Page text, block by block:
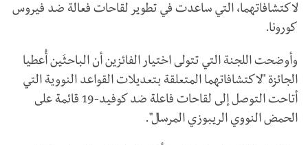
لاكتشافاتهما، التي ساعدت في تطوير لقاحات فعالة ضد فيروس
كورونا.
وأوضحت اللجنة التي تتولى اختيار الفائزين أن الباحثَين أُعطيا
الجائزة "لاكتشافاتهما المتعلقة بتعديلات القواعد النووية التي
أتاحت التوصل إلى لقاحات فاعلة ضد كوفيد-19 قائمة على
الحمض النووي الريبوزي المرسال".